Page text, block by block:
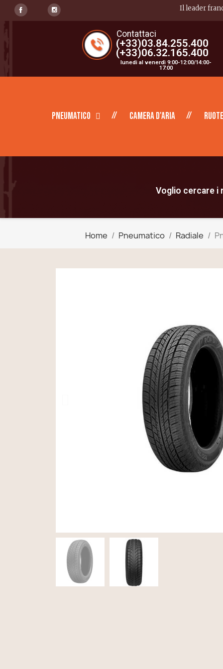
Il leader
Contattaci
(+33)03.84.255.400
(+33)06.32.165.400
lunedi al venerdì 9:00-12:00/14:00-
17:00
Pneumatico Camera d'aria
Voglio cercare i
Home Pneumatico Radiale